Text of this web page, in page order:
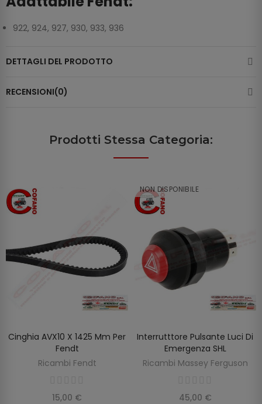
922, 924, 927, 930, 933, 936
DETTAGLI DEL PRODOTTO
RECENSIONI(0)
Prodotti Stessa Categoria:
AGGIUNGI AL CARRELLO
Cinghia AVX10 X 1425 Mm Per
Fendt
Ricambi Fendt
15,00 €
NON DISPONIBILE
SCOPRIRE
Interrutttore Pulsante Luci Di
Emergenza SHL
Ricambi Massey Ferguson
45,00 €